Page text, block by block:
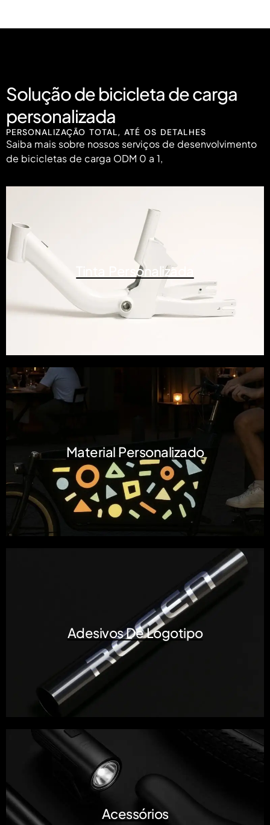
Solução de bicicleta de carga
personalizada
PERSONALIZAÇÃO TOTAL, ATÉ OS DETALHES
Saiba mais sobre nossos serviços de desenvolvimento
de bicicletas de carga ODM 0 a 1,
Tinta Personalizada
Material Personalizado
Adesivos De Logotipo
Acessórios